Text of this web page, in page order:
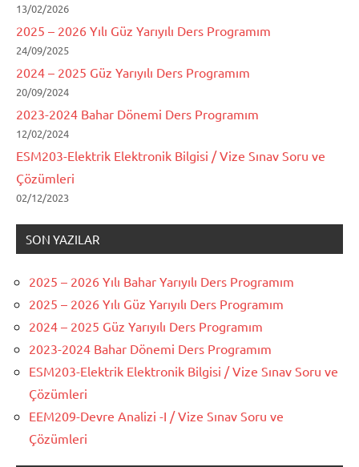
13/02/2026
2025 – 2026 Yılı Güz Yarıyılı Ders Programım
24/09/2025
2024 – 2025 Güz Yarıyılı Ders Programım
20/09/2024
2023-2024 Bahar Dönemi Ders Programım
12/02/2024
ESM203-Elektrik Elektronik Bilgisi / Vize Sınav Soru ve
Çözümleri
02/12/2023
SON YAZILAR
2025 – 2026 Yılı Bahar Yarıyılı Ders Programım
2025 – 2026 Yılı Güz Yarıyılı Ders Programım
2024 – 2025 Güz Yarıyılı Ders Programım
2023-2024 Bahar Dönemi Ders Programım
ESM203-Elektrik Elektronik Bilgisi / Vize Sınav Soru ve
Çözümleri
EEM209-Devre Analizi -I / Vize Sınav Soru ve
Çözümleri